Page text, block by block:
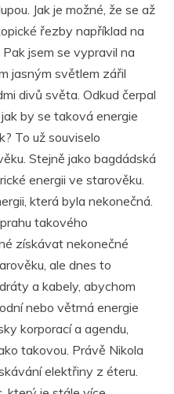
Jak je možné, že se až
řezby například na
jsem se vypravil na
jasným světlem zářil
divů světa. Odkud čerpal
by se taková energie
To už souviselo
Stejně jako bagdádská
energii ve starověku.
která byla nekonečná.
takového
získávat nekonečné
ale dnes to
a kabely, abychom
nebo větrná energie
korporací a agendu,
takovou. Právě Nikola
elektřiny z éteru.